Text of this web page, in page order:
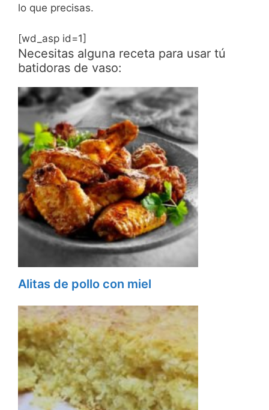
lo que precisas.
[wd_asp id=1]
Necesitas alguna receta para usar tú
batidoras de vaso:
Alitas de pollo con miel